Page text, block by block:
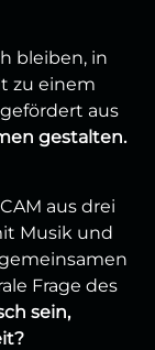
bleiben, in
zu einem
aus
gestalten.
aus drei
Musik und
Frage des
sein,